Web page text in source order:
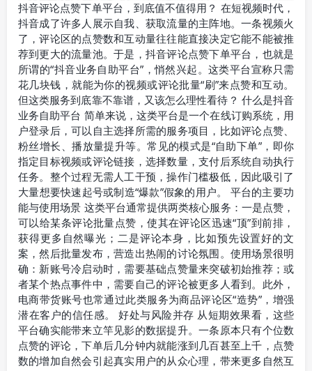
抖音评论点赞下单平台，到底值不值得用？ 在短视频时代，
抖音成了许多人展示自我、获取流量的主阵地。一条视频火
了，评论区的点赞数和互动量往往能直接决定它能不能被推
荐到更大的流量池。于是，抖音评论点赞下单平台，也就是
所谓的“抖音业务自助平台”，悄然兴起。这类平台宣称只需
花几块钱，就能为你的视频或评论批量“刷”来点赞和互动。
但这类服务到底靠不靠谱，又该怎么理性看待？ 什么是抖音
业务自助平台 简单来说，这类平台是一个在线订购系统，用
户登录后，可以自主选择所需的服务项目，比如评论点赞、
粉丝增长、播放量提升等。常见的模式是“自助下单”，即你
指定目标视频或评论链接，选择数量，支付后系统自动执行
任务。整个过程无需人工干预，操作门槛极低，因此吸引了
大量想要快速起号或制造“爆款”假象的用户。 平台的主要功
能与使用场景 这类平台通常提供两类核心服务：一是点赞，
可以给某条评论批量点赞，使其在评论区迅速“顶”到前排，
获得更多自然曝光；二是评论本身，比如预先设置好的文
案，然后批量发布，营造出热闹的讨论氛围。使用场景很明
确：新账号冷启动时，需要基础点赞量来突破初始推荐；或
者某个热点事件中，需要自己的评论被更多人看到。此外，
电商带货账号也常通过此类服务为商品评论区“造势”，增强
潜在客户的信任感。 好处与风险并存 从短期效果看，这些
平台确实能带来立竿见影的数据提升。一条原本只有个位数
点赞的评论，下单后几分钟内就能涨到几百甚至上千，点赞
数的增加自然会引起真实用户的从众心理，带来更多自然互